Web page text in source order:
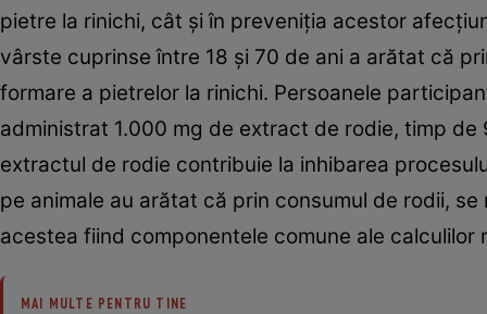
pietre la rinichi, cât și în preveniția acestor
vârste cuprinse între 18 și 70 de ani a arătat că
formare a pietrelor la rinichi. Persoanele
administrat 1.000 mg de extract de rodie, timp
extractul de rodie contribuie la inhibarea
pe animale au arătat că prin consumul de rodii,
acestea fiind componentele comune ale calculilor
MAI MULTE PENTRU TINE